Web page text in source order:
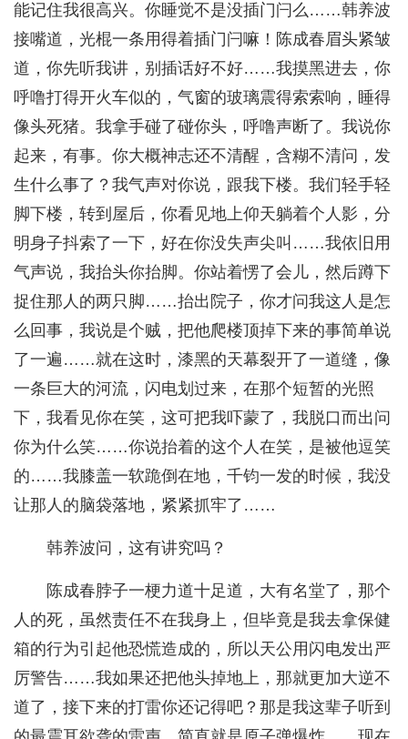
能记住我很高兴。你睡觉不是没插门闩么……韩养波
接嘴道，光棍一条用得着插门闩嘛！陈成春眉头紧皱
道，你先听我讲，别插话好不好……我摸黑进去，你
呼噜打得开火车似的，气窗的玻璃震得索索响，睡得
像头死猪。我拿手碰了碰你头，呼噜声断了。我说你
起来，有事。你大概神志还不清醒，含糊不清问，发
生什么事了？我气声对你说，跟我下楼。我们轻手轻
脚下楼，转到屋后，你看见地上仰天躺着个人影，分
明身子抖索了一下，好在你没失声尖叫……我依旧用
气声说，我抬头你抬脚。你站着愣了会儿，然后蹲下
捉住那人的两只脚……抬出院子，你才问我这人是怎
么回事，我说是个贼，把他爬楼顶掉下来的事简单说
了一遍……就在这时，漆黑的天幕裂开了一道缝，像
一条巨大的河流，闪电划过来，在那个短暂的光照
下，我看见你在笑，这可把我吓蒙了，我脱口而出问
你为什么笑……你说抬着的这个人在笑，是被他逗笑
的……我膝盖一软跪倒在地，千钧一发的时候，我没
让那人的脑袋落地，紧紧抓牢了……
韩养波问，这有讲究吗？
陈成春脖子一梗力道十足道，大有名堂了，那个
人的死，虽然责任不在我身上，但毕竟是我去拿保健
箱的行为引起他恐慌造成的，所以天公用闪电发出严
厉警告……我如果还把他头掉地上，那就更加大逆不
道了，接下来的打雷你还记得吧？那是我这辈子听到